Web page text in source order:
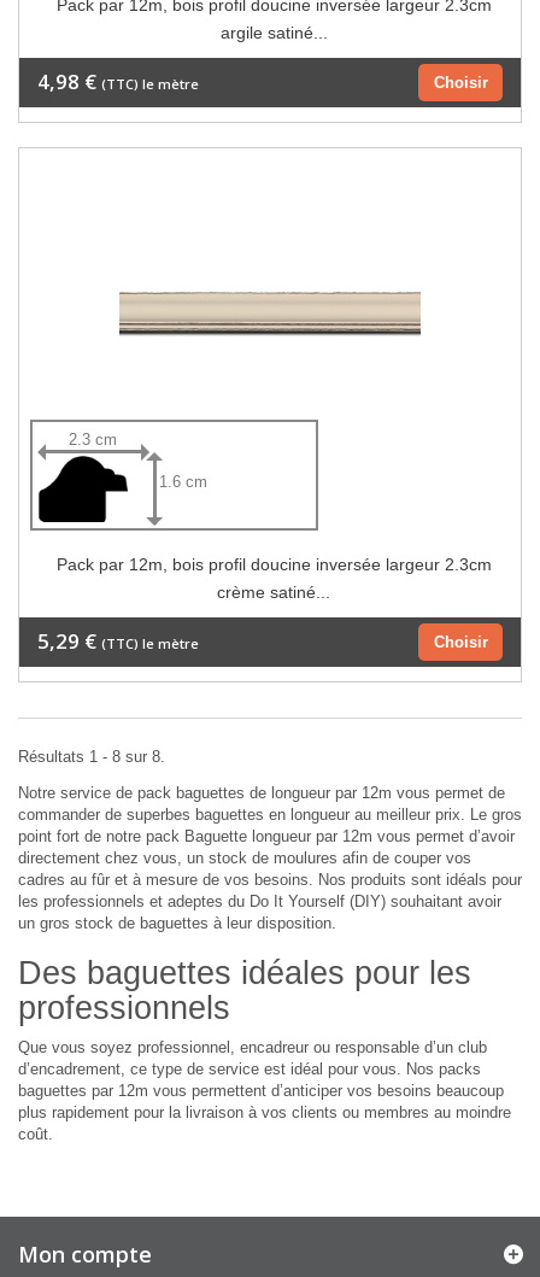
Pack par 12m, bois profil doucine inversée largeur 2.3cm
argile satiné...
Choisir
4,98 € (TTC) le mètre
2.3 cm
1.6 cm
Pack par 12m, bois profil doucine inversée largeur 2.3cm
crème satiné...
Choisir
5,29 € (TTC) le mètre
Résultats 1 - 8 sur 8.
Notre service de pack baguettes de longueur par 12m vous permet de
commander de superbes baguettes en longueur au meilleur prix. Le gros
point fort de notre pack Baguette longueur par 12m vous permet d’avoir
directement chez vous, un stock de moulures afin de couper vos
cadres au fûr et à mesure de vos besoins. Nos produits sont idéals pour
les professionnels et adeptes du Do It Yourself (DIY) souhaitant avoir
un gros stock de baguettes à leur disposition.
Des baguettes idéales pour les
professionnels
Que vous soyez professionnel, encadreur ou responsable d’un club
d’encadrement, ce type de service est idéal pour vous. Nos packs
baguettes par 12m vous permettent d’anticiper vos besoins beaucoup
plus rapidement pour la livraison à vos clients ou membres au moindre
coût.
Mon compte